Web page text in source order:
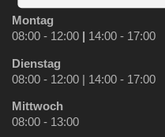
Montag
08:00 - 12:00
14:00 - 17:00
Dienstag
08:00 - 12:00 | 14:00 - 17:00
Mittwoch
08:00 - 13:00